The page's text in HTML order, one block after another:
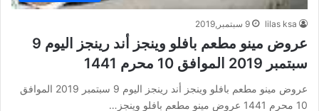
lilas ksa 9 سبتمبر,2019
عروض مينو مطعم بافلو وينجز أند رينجز اليوم 9
سبتمبر 2019 الموافق 10 محرم 1441
عروض مينو مطعم بافلو وينجز أند رينجز اليوم 9 سبتمبر 2019 الموافق
10 محرم 1441 عروض مينو مطعم بافلو وينجز…